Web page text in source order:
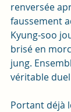
renversée
faussement
Kyung-soo
brisé en
jung.
véritable duel
Portant déjà